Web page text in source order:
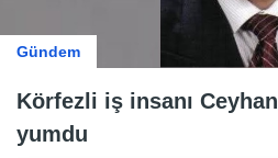
Gündem
Körfezli iş insanı
yumdu